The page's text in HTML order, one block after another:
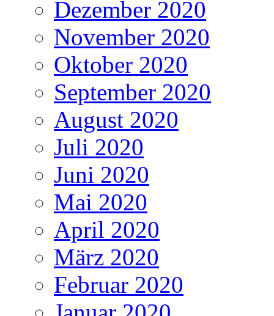
Dezember 2020
November 2020
Oktober 2020
September 2020
August 2020
Juli 2020
Juni 2020
Mai 2020
April 2020
März 2020
Februar 2020